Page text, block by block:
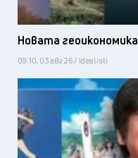
Новата геоикономика
09:10, 03 авг 26 / Idealisti